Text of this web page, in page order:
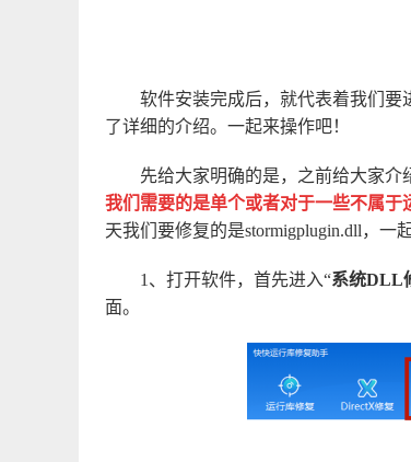
软件安装完成后，就代表着我们
了详细的介绍。一起来操作吧！
先给大家明确的是，之前给大家介
我们需要的是单个或者对于一些不属于
天我们要修复的是stormigplugin.dll，一
1、打开软件，首先进入“系统DLL
面。